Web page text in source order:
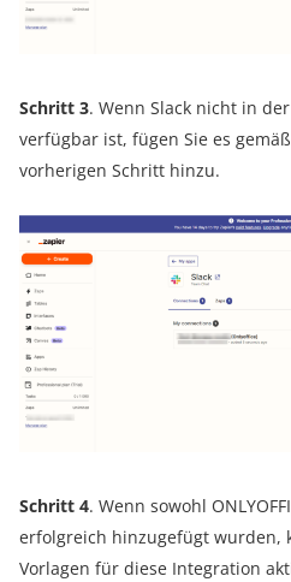
Schritt 3. Wenn Slack nicht in
verfügbar ist, fügen Sie es
vorherigen Schritt hinzu.
Schritt 4. Wenn sowohl
erfolgreich hinzugefügt wurden,
Vorlagen für diese Integration